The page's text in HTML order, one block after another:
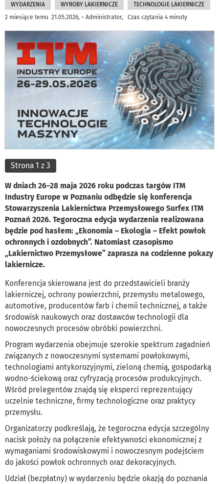
WYDARZENIA WYROBY LAKIERNICZE
TECHNOLOGIE LAKIERNICZE
2 miesiące temu 21.05.2026, ~ Administrator, Czas czytania 4 minuty
Strona 1 z 3
W dniach 26–28 maja 2026 roku podczas targów ITM
Industry Europe w Poznaniu odbędzie się konferencja
Stowarzyszenia Lakiernictwa Przemysłowego Surfex ITM
Poznań 2026. Tegoroczna edycja wydarzenia realizowana
będzie pod hasłem: „Ekonomia – Ekologia – Efekt powłok
ochronnych i ozdobnych”. Natomiast czasopismo
„Lakiernictwo Przemysłowe” zaprasza na codzienne pokazy
lakiernicze.
Konferencja skierowana jest do przedstawicieli branży
lakierniczej, ochrony powierzchni, przemysłu metalowego,
automotive, producentów farb i chemii technicznej, a także
środowisk naukowych oraz dostawców technologii dla
nowoczesnych procesów obróbki powierzchni.
Program wydarzenia obejmuje szerokie spektrum zagadnień
związanych z nowoczesnymi systemami powłokowymi,
technologiami antykorozyjnymi, zieloną chemią, gospodarką
wodno-ściekową oraz cyfryzacją procesów produkcyjnych.
Wśród prelegentów znajdą się eksperci reprezentujący
uczelnie techniczne, firmy technologiczne oraz praktycy
przemysłu.
Organizatorzy podkreślają, że tegoroczna edycja szczególny
nacisk położy na połączenie efektywności ekonomicznej z
wymaganiami środowiskowymi i nowoczesnym podejściem
do jakości powłok ochronnych oraz dekoracyjnych.
Udział (bezpłatny) w wydarzeniu będzie okazją do poznania